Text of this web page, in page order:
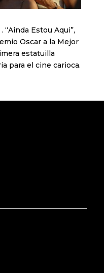
Estou Aqui”,
Oscar a la Mejor
estatuilla
para el cine carioca.